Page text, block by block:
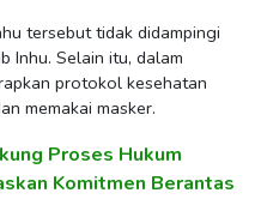
tersebut tidak didampingi
Inhu. Selain itu, dalam
protokol kesehatan
memakai masker.
Proses Hukum
Komitmen Berantas